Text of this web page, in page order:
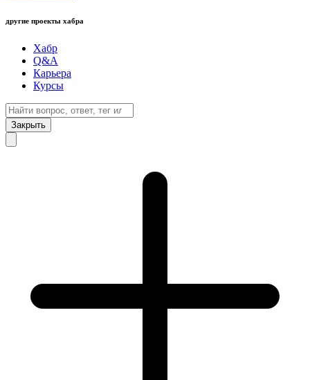
другие проекты хабра
Хабр
Q&A
Карьера
Курсы
Закрыть